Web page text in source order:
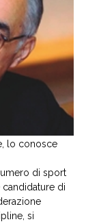
lo conosce
di sport
di
si